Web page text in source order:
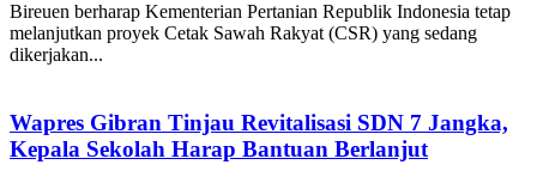
Bireuen berharap Kementerian Pertanian Republik Indonesia tetap
melanjutkan proyek Cetak Sawah Rakyat (CSR) yang sedang
dikerjakan...
Wapres Gibran Tinjau Revitalisasi SDN 7 Jangka,
Kepala Sekolah Harap Bantuan Berlanjut